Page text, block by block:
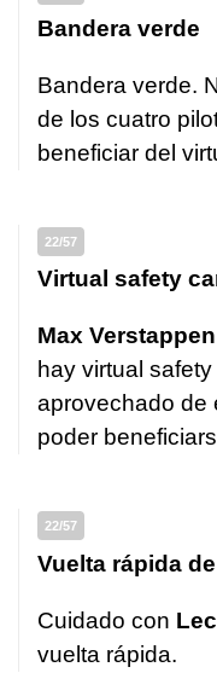
Bandera verde
Bandera verde.
de los cuatro
beneficiar del
22/57
Virtual safety
Max Verstappen
hay virtual safety
aprovechado de
poder
22/57
Vuelta rápida
Cuidado con
vuelta rápida.